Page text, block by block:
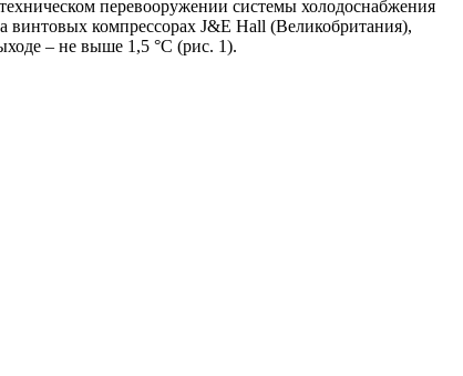
перевооружении системы холодоснабжения
винтовых компрессорах J&E Hall (Великобритания),
– не выше 1,5 °С (рис. 1).